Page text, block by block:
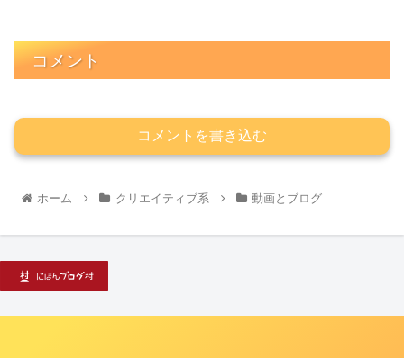
コメント
コメントを書き込む
ホーム クリエイティブ系 動画とブログ